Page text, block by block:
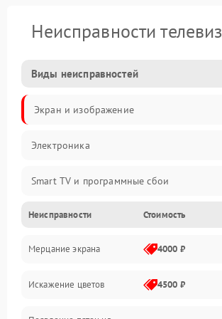
Неисправности
Виды неисправностей
Экран и изображение
Электроника
Smart TV и программные сбои
Питание и запуск
Подсветка и LED-модули
Звук и аудиосистема
Неисправности Стоимость
Мерцание экрана 4000 ₽
Искажение цветов 4500 ₽